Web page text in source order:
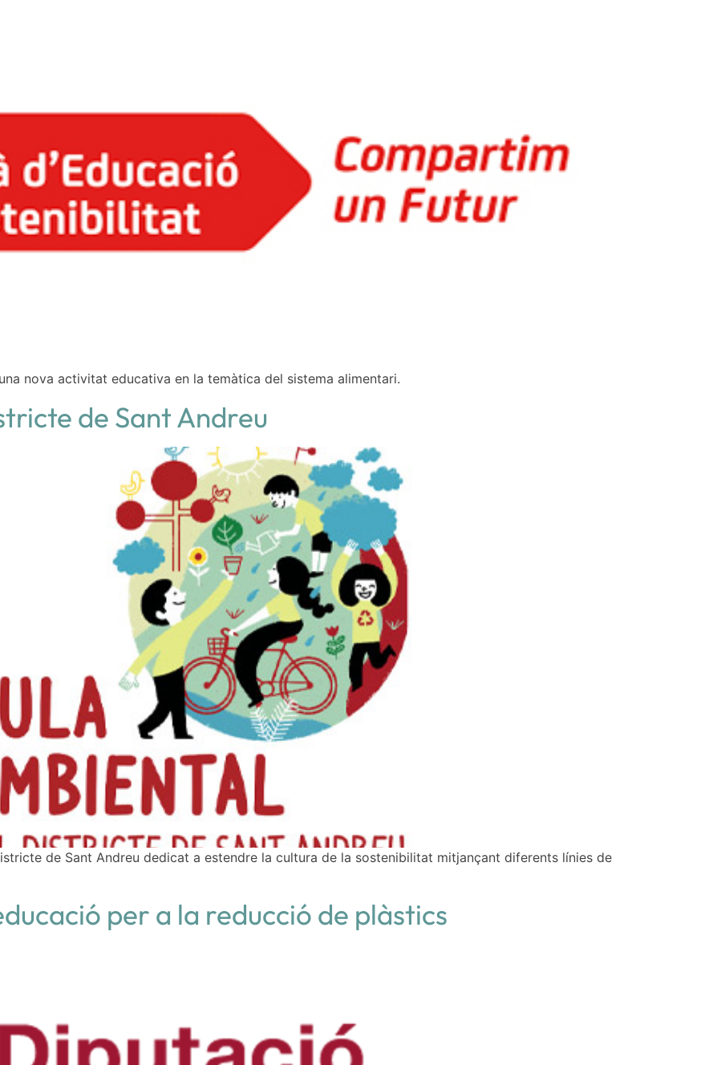
nova activitat educativa en la temàtica del sistema alimentari.
de Sant Andreu
de Sant Andreu dedicat a estendre la cultura de la sostenibilitat mitjançant diferents línies de
per a la reducció de plàstics